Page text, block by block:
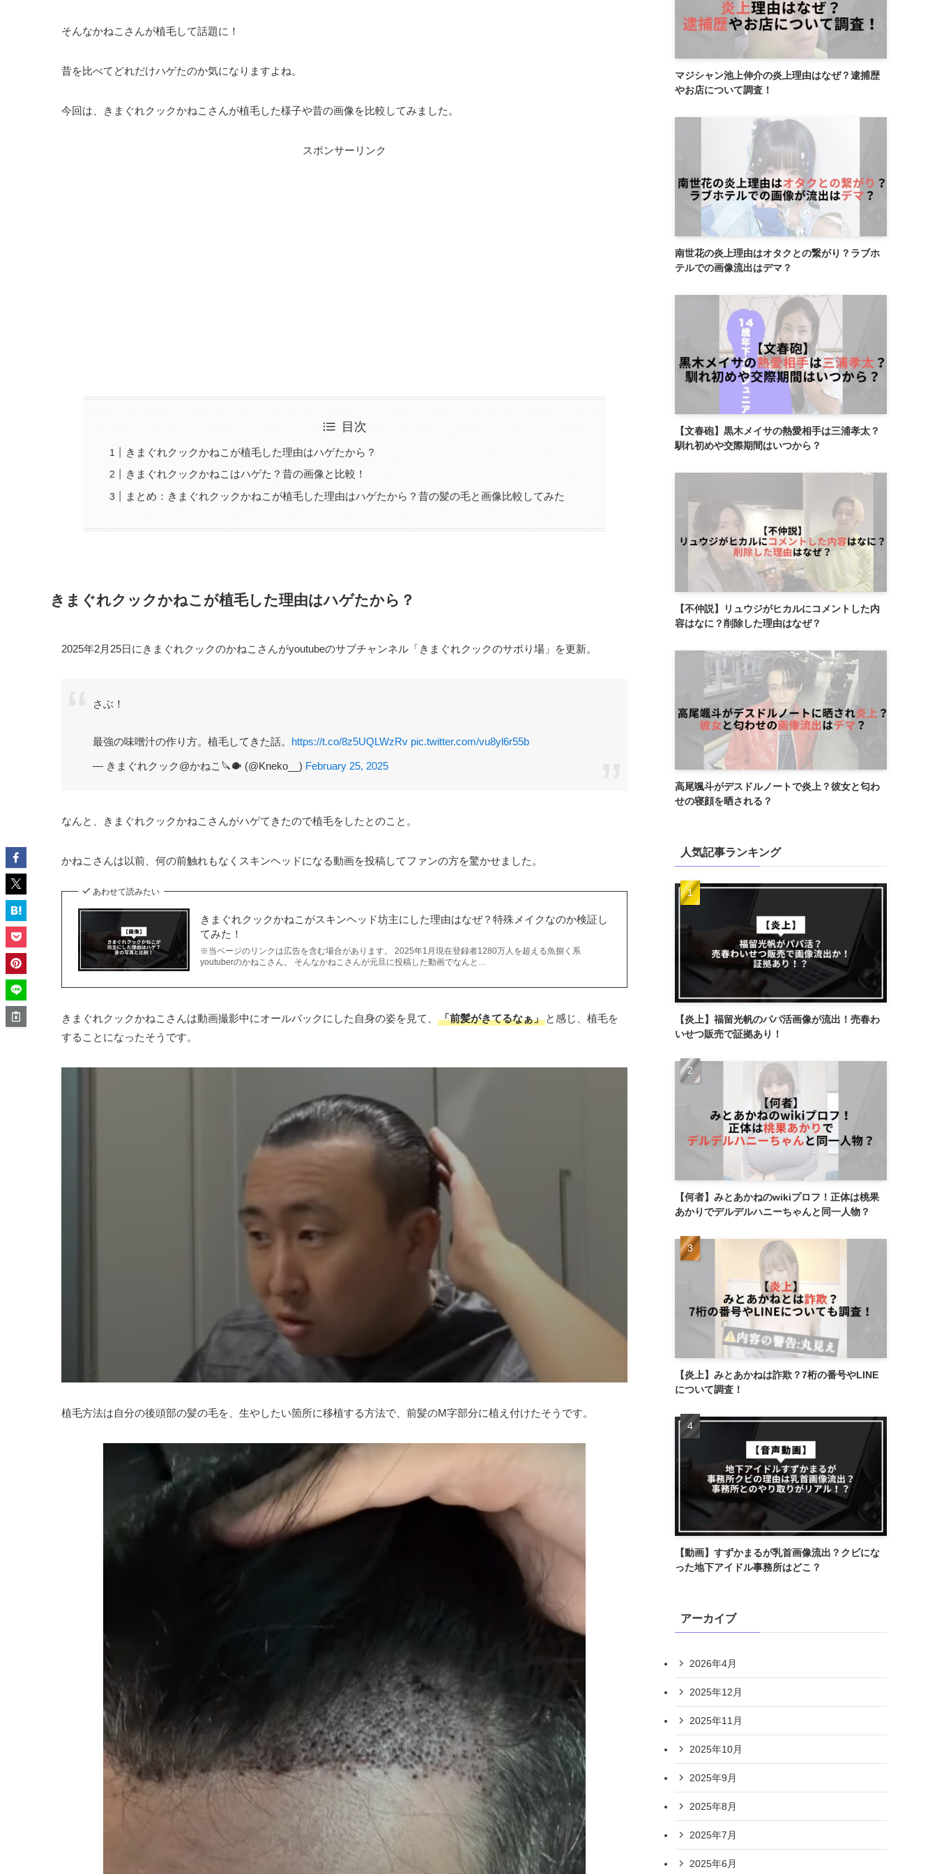
そんなかねこさんが植毛して話題に！
昔を比べてどれだけハゲたのか気になりますよね。
今回は、きまぐれクックかねこさんが植毛した様子や昔の画像を比較してみました。
スポンサーリンク
目次
きまぐれクックかねこが植毛した理由はハゲたから？
きまぐれクックかねこはハゲた？昔の画像と比較！
まとめ：きまぐれクックかねこが植毛した理由はハゲたから？昔の髪の毛と画像比較してみた
きまぐれクックかねこが植毛した理由はハゲたから？
2025年2月25日にきまぐれクックのかねこさんがyoutubeのサブチャンネル「きまぐれクックのサボり場」を更新。
さぶ！
最強の味噌汁の作り方。植毛してきた話。 https://t.co/8z5UQLWzRv pic.twitter.com/vu8yl6r55b
— きまぐれクック@かねこ🔪🐡 (@Kneko__) February 25, 2025
なんと、きまぐれクックかねこさんがハゲてきたので植毛をしたとのこと。
かねこさんは以前、何の前触れもなくスキンヘッドになる動画を投稿してファンの方を驚かせました。
あわせて読みたい
きまぐれクックかねこがスキンヘッド坊主にした理由はなぜ？特殊メイクなのか検証し
てみた！
※当ページのリンクは広告を含む場合があります。 2025年1月現在登録者1280万人を超える魚捌く系
youtuberのかねこさん。 そんなかねこさんが元旦に投稿した動画でなんと…
きまぐれクックかねこさんは動画撮影中にオールバックにした自身の姿を見て、 「前髪がきてるなぁ」 と感じ、植毛を
することになったそうです。
植毛方法は自分の後頭部の髪の毛を、生やしたい箇所に移植する方法で、前髪のM字部分に植え付けたそうです。
マジシャン池上伸介の炎上理由はなぜ？逮捕歴
やお店について調査！
南世花の炎上理由はオタクとの繋がり？ラブホ
テルでの画像流出はデマ？
【文春砲】黒木メイサの熱愛相手は三浦孝太？
馴れ初めや交際期間はいつから？
【不仲説】リュウジがヒカルにコメントした内
容はなに？削除した理由はなぜ？
高尾颯斗がデスドルノートで炎上？彼女と匂わ
せの寝顔を晒される？
人気記事ランキング
【炎上】福留光帆のパパ活画像が流出！売春わ
いせつ販売で証拠あり！
【何者】みとあかねのwikiプロフ！正体は桃果
あかりでデルデルハニーちゃんと同一人物？
【炎上】みとあかねは詐欺？7桁の番号やLINE
について調査！
【動画】すずかまるが乳首画像流出？クビにな
った地下アイドル事務所はどこ？
アーカイブ
2026年4月
2025年12月
2025年11月
2025年10月
2025年9月
2025年8月
2025年7月
2025年6月